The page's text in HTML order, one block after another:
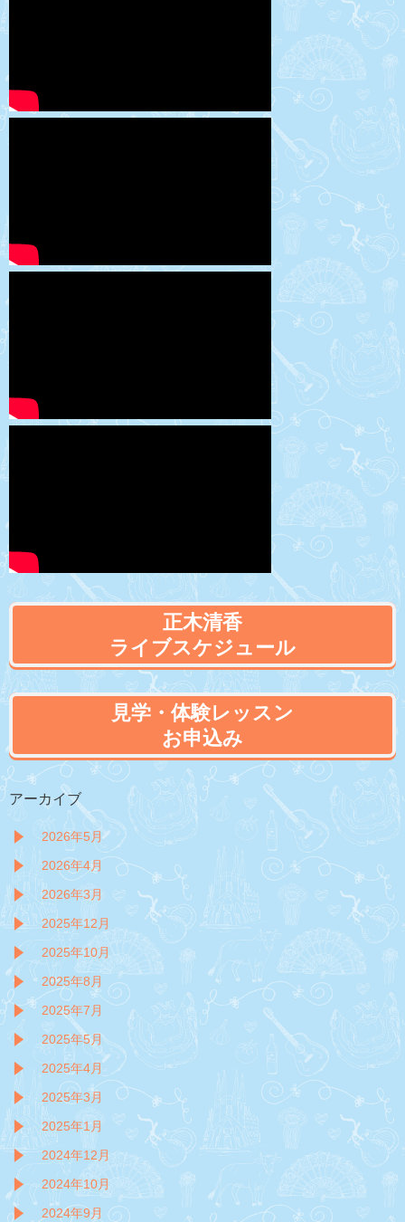
正木清香
ライブスケジュール
見学・体験レッスン
お申込み
アーカイブ
2026年5月
2026年4月
2026年3月
2025年12月
2025年10月
2025年8月
2025年7月
2025年5月
2025年4月
2025年3月
2025年1月
2024年12月
2024年10月
2024年9月